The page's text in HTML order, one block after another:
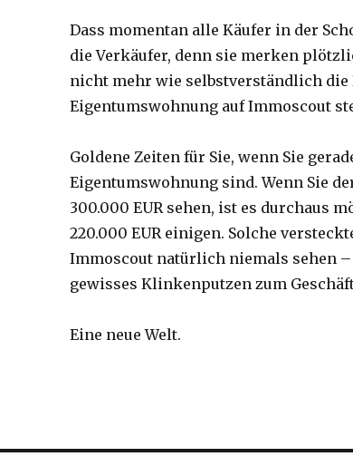
Dass momentan alle Käufer in der
die Verkäufer, denn sie merken
nicht mehr wie selbstverständlich die
Eigentumswohnung auf Immoscout
Goldene Zeiten für Sie, wenn Sie
Eigentumswohnung sind. Wenn Sie
300.000 EUR sehen, ist es durchaus
220.000 EUR einigen. Solche
Immoscout natürlich niemals sehen
gewisses Klinkenputzen zum
Eine neue Welt.